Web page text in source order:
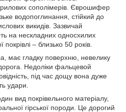
сополімерів. Єврошифер
водопоглинання, стійкий до
викидів. Зазвичай
на нескладних односхилих
– близько 50 років.
має гладку поверхню, невелику
Недоліки фальцевой
під час дощу вона дуже
удари.
вид покрівельного матеріалу,
гірської породи. Це дорогий